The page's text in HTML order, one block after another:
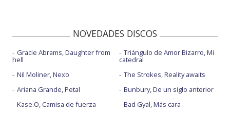
NOVEDADES DISCOS
Gracie Abrams, Daughter from
hell
Nil Moliner, Nexo
Ariana Grande, Petal
Kase.O, Camisa de fuerza
Triángulo de Amor Bizarro, Mi
catedral
The Strokes, Reality awaits
Bunbury, De un siglo anterior
Bad Gyal, Más cara